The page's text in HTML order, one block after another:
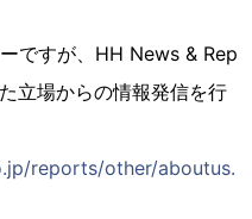
ですが、HH News & Rep
立場からの情報発信を行
reports/other/aboutus.